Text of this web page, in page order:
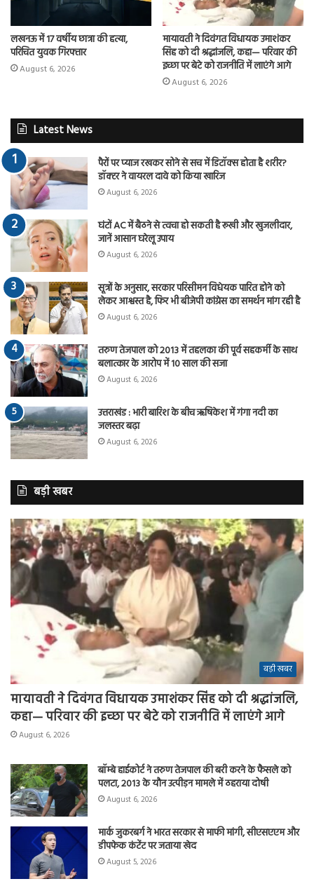
लखनऊ में 17 वर्षीय छात्रा की हत्या,
परिचित युवक गिरफ्तार
August 6, 2026
मायावती ने दिवंगत विधायक उमाशंकर
सिंह को दी श्रद्धांजलि, कहा— परिवार की
इच्छा पर बेटे को राजनीति में लाएंगे आगे
August 6, 2026
Latest News
पैरों पर प्याज रखकर सोने से सच में डिटॉक्स होता है शरीर?
डॉक्टर ने वायरल दावे को किया खारिज
August 6, 2026
घंटों AC में बैठने से त्वचा हो सकती है रूखी और खुजलीदार,
जानें आसान घरेलू उपाय
August 6, 2026
सूत्रों के अनुसार, सरकार परिसीमन विधेयक पारित होने को
लेकर आश्वस्त है, फिर भी बीजेपी कांग्रेस का समर्थन मांग रही है
August 6, 2026
तरुण तेजपाल को 2013 में तहलका की पूर्व सहकर्मी के साथ
बलात्कार के आरोप में 10 साल की सजा
August 6, 2026
उत्तराखंड : भारी बारिश के बीच ऋषिकेश में गंगा नदी का
जलस्तर बढ़ा
August 6, 2026
बड़ी खबर
बड़ी खबर
मायावती ने दिवंगत विधायक उमाशंकर सिंह को दी श्रद्धांजलि,
कहा— परिवार की इच्छा पर बेटे को राजनीति में लाएंगे आगे
August 6, 2026
बॉम्बे हाईकोर्ट ने तरुण तेजपाल की बरी करने के फैसले को
पलटा, 2013 के यौन उत्पीड़न मामले में ठहराया दोषी
August 6, 2026
मार्क जुकरबर्ग ने भारत सरकार से माफी मांगी, सीएसएएम और
डीपफेक कंटेंट पर जताया खेद
August 5, 2026